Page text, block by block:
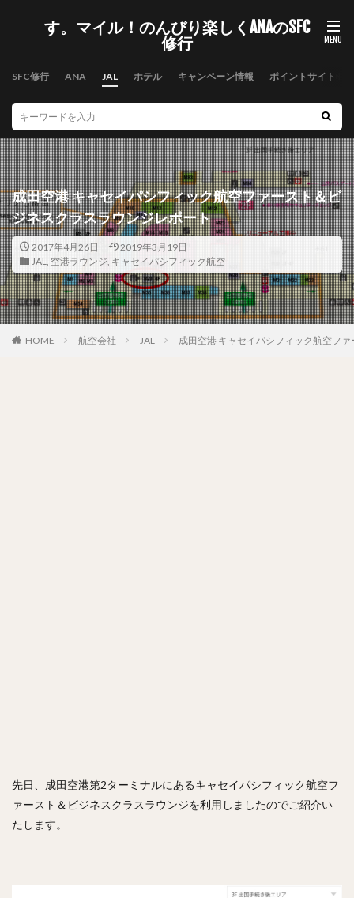
す。マイル！のんびり楽しくANAのSFC
修行
SFC修行 ANA JAL ホテル キャンペーン情報 ポイントサイト
成田空港 キャセイパシフィック航空ファースト＆ビ
ジネスクラスラウンジレポート
2017年4月26日
2019年3月19日
JAL, 空港ラウンジ, キャセイパシフィック航空
HOME 航空会社 JAL 成田空港 キャセイパシフィック航空フ
先日、成田空港第2ターミナルにあるキャセイパシフィック航空フ
ァースト＆ビジネスクラスラウンジを利用しましたのでご紹介い
たします。